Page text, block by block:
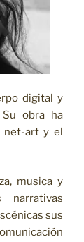
digital y
obra ha
net-art y el
musica y
sus